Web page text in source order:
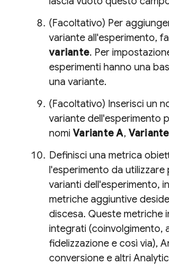
(Facoltativo) Per
variante all'esperimento,
variante. Per
esperimenti hanno una
una variante.
(Facoltativo) Inserisci un
variante dell'esperimento
nomi Variante A,
Definisci una metrica
l'esperimento da utilizzare
varianti dell'esperimento,
metriche aggiuntive
discesa. Queste metriche
integrati (coinvolgimento,
fidelizzazione e così via),
conversione e altri